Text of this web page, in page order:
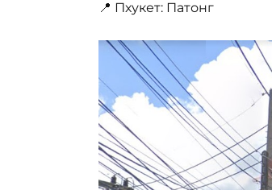
📍 Пхукет: Патонг